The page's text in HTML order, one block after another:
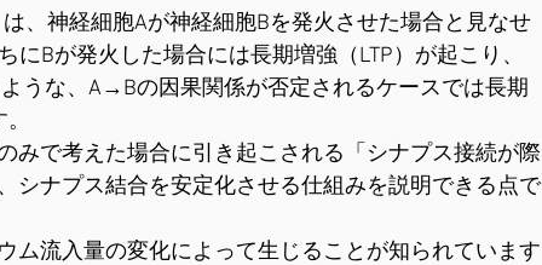
、神経細胞Aが神経細胞Bを発火させた場合と見なせ
Bが発火した場合には長期増強（LTP）が起こり、
うな、A→Bの因果関係が否定されるケースでは長期
みで考えた場合に引き起こされる「シナプス接続が際
シナプス結合を安定化させる仕組みを説明できる点で
ム流入量の変化によって生じることが知られています